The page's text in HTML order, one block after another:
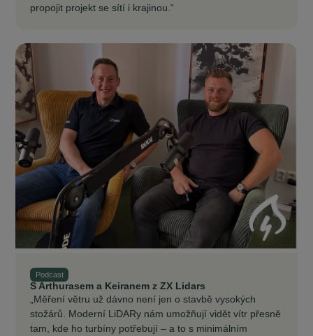
propojit projekt se sítí i krajinou.“
Podcast
S Arthurasem a Keiranem z ZX Lidars
„Měření větru už dávno není jen o stavbě vysokých
stožárů. Moderní LiDARy nám umožňují vidět vítr přesně
tam, kde ho turbíny potřebují – a to s minimálním